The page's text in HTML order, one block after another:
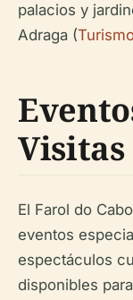
palacios y
Adraga (
Visitas
El Farol do
eventos
espectáculos
disponibles